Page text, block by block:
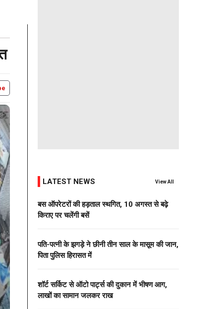
LATEST NEWS View All
बस ऑपरेटरों की हड़ताल स्थगित, 10 अगस्त से बढ़े
किराए पर चलेंगी बसें
पति-पत्नी के झगड़े ने छीनी तीन साल के मासूम की जान,
पिता पुलिस हिरासत में
शॉर्ट सर्किट से ऑटो पार्ट्स की दुकान में भीषण आग,
लाखों का सामान जलकर राख